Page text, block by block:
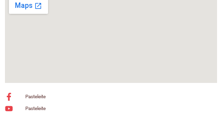
Pasteleite
Pasteleite